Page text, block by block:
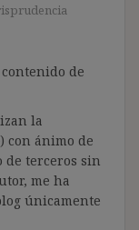
de
la
con ánimo de
terceros sin
me ha
únicamente